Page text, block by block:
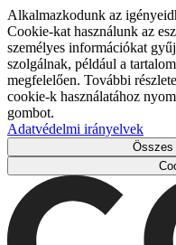
Alkalmazkodunk az
Cookie-kat használunk az
személyes információkat
szolgálnak, például a
megfelelően. További
cookie-k használatához
gombot.
Adatvédelmi irányelvek
Összes